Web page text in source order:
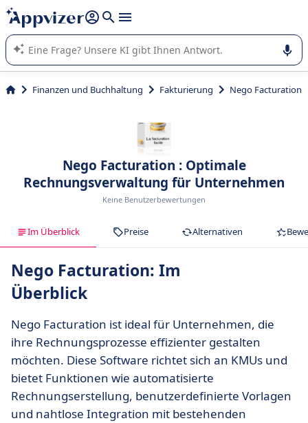
beantworten (mehrere Zeilen mit
Die KI von Appvizer führt Sie bei der Nutzung oder Auswahl
von SaaS-Software in Unternehmen.
Finanzen und Buchhaltung Fakturierung Nego Facturation
Nego Facturation : Optimale
Rechnungsverwaltung für Unternehmen
Keine Benutzerbewertungen
Im Überblick Preise Alternativen
Nego Facturation: Im
Überblick
Nego Facturation ist ideal für Unternehmen, die
ihre Rechnungsprozesse effizienter gestalten
möchten. Diese Software richtet sich an KMUs und
bietet Funktionen wie automatisierte
Rechnungserstellung, benutzerdefinierte Vorlagen
und nahtlose Integration mit bestehenden